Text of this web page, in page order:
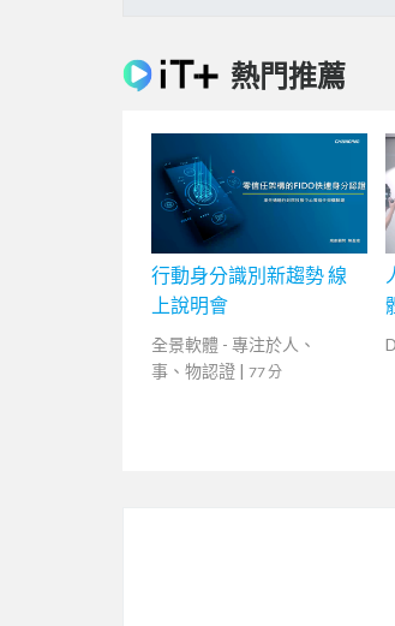
熱門推薦
行動身分識別新趨勢 線
上說明會
全景軟體 - 專注於人、
事、物認證 | 77 分